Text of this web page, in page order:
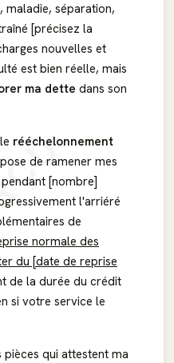
séparation,
[précisez la
nouvelles et
est bien réelle, mais
ma dette dans son
rééchelonnement
de ramener mes
[nombre]
l'arriéré
de
normale des
du [date de reprise
de la durée du crédit
si votre service le
qui attestent ma